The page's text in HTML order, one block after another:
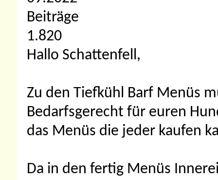
Beiträge
1.820
Hallo Schattenfell,
Zu den Tiefkühl Barf Menüs
Bedarfsgerecht für euren
das Menüs die jeder kaufen
Da in den fertig Menüs